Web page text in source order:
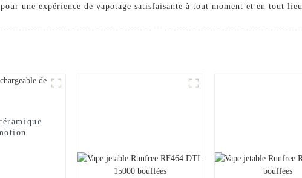
une expérience de vapotage satisfaisante à tout moment et en tout lieu.